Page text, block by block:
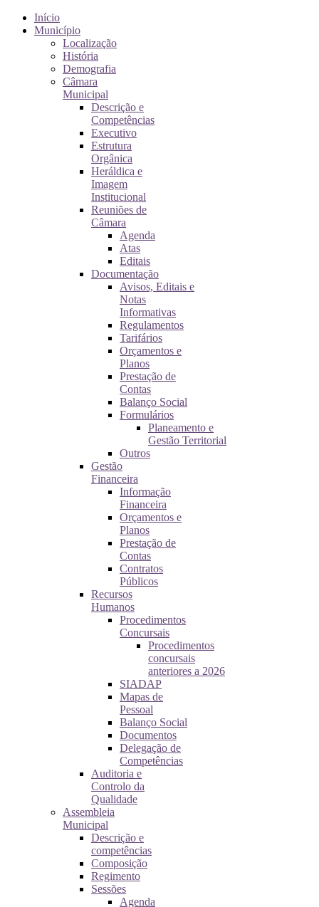
Início
Município
Localização
História
Demografia
Câmara
Municipal
Descrição e
Competências
Executivo
Estrutura
Orgânica
Heráldica e
Imagem
Institucional
Reuniões de
Câmara
Agenda
Atas
Editais
Documentação
Avisos, Editais e
Notas
Informativas
Regulamentos
Tarifários
Orçamentos e
Planos
Prestação de
Contas
Balanço Social
Formulários
Planeamento e
Gestão Territorial
Outros
Gestão
Financeira
Informação
Financeira
Orçamentos e
Planos
Prestação de
Contas
Contratos
Públicos
Recursos
Humanos
Procedimentos
Concursais
Procedimentos
concursais
anteriores a 2026
SIADAP
Mapas de
Pessoal
Balanço Social
Documentos
Delegação de
Competências
Auditoria e
Controlo da
Qualidade
Assembleia
Municipal
Descrição e
competências
Composição
Regimento
Sessões
Agenda